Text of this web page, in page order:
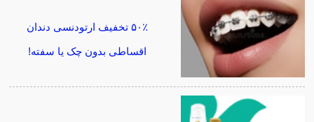
۵۰٪ تخفیف ارتودنسی دندان
اقساطی بدون چک یا سفته!